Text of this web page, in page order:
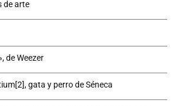
de arte
de Weezer
gata y perro de Séneca